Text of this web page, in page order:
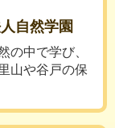
自然学園
の中で学び、
山や谷戸の保